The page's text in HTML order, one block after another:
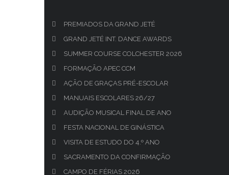
PREMIADOS DA GRAND JETÉ
GRAND JETÉ INT. DANCE AWARDS
SUMMER COURSE COLCHESTER 2026
FORMAÇÃO APEC CCM
AÇÃO DE GRAÇAS PRÉ-ESCOLAR
MANUAIS ESCOLARES 26/27
AUDIÇÃO MUSICAL FINAL DE ANO
FESTA NACIONAL DE GINÁSTICA
VISITA DE ESTUDO DO 4.º ANO
SACRAMENTO DA CONFIRMAÇÃO
CAMPO DE FÉRIAS 2026